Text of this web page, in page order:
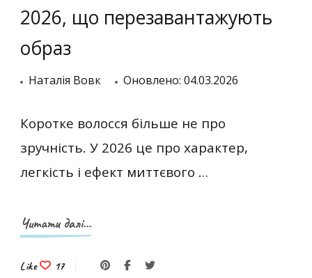
2026, що перезавантажують
образ
Наталія Вовк Оновлено: 04.03.2026
Коротке волосся більше не про
зручність. У 2026 це про характер,
легкість і ефект миттєвого …
Читати далі...
Like 17